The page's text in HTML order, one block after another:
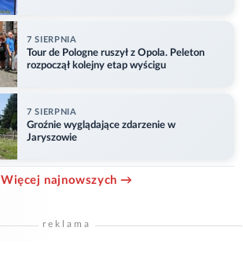
7 SIERPNIA
Tour de Pologne ruszył z Opola. Peleton
rozpoczął kolejny etap wyścigu
7 SIERPNIA
Groźnie wyglądające zdarzenie w
Jaryszowie
Więcej najnowszych →
reklama